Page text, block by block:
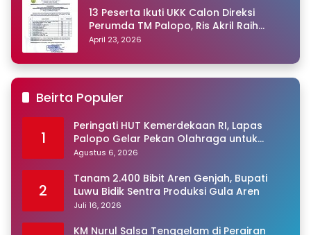
13 Peserta Ikuti UKK Calon Direksi
Perumda TM Palopo, Ris Akril Raih
Peringkat Pertama
April 23, 2026
Beirta Populer
1
Peringati HUT Kemerdekaan RI, Lapas
Palopo Gelar Pekan Olahraga untuk
Warga Binaan
Agustus 6, 2026
2
Tanam 2.400 Bibit Aren Genjah, Bupati
Luwu Bidik Sentra Produksi Gula Aren
Juli 16, 2026
KM Nurul Salsa Tenggelam di Perairan